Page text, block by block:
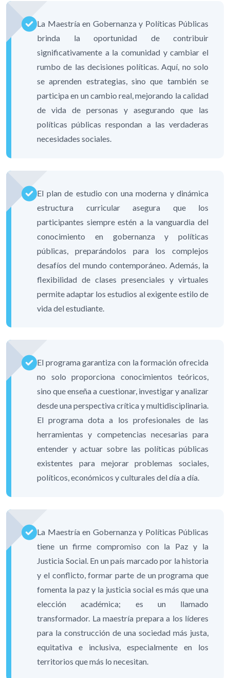
La Maestría en Gobernanza y Políticas Públicas
brinda la oportunidad de contribuir
significativamente a la comunidad y cambiar el
rumbo de las decisiones políticas. Aquí, no solo
se aprenden estrategias, sino que también se
participa en un cambio real, mejorando la calidad
de vida de personas y asegurando que las
políticas públicas respondan a las verdaderas
necesidades sociales.
El plan de estudio con una moderna y dinámica
estructura curricular asegura que los
participantes siempre estén a la vanguardia del
conocimiento en gobernanza y políticas
públicas, preparándolos para los complejos
desafíos del mundo contemporáneo. Además, la
flexibilidad de clases presenciales y virtuales
permite adaptar los estudios al exigente estilo de
vida del estudiante.
El programa garantiza con la formación ofrecida
no solo proporciona conocimientos teóricos,
sino que enseña a cuestionar, investigar y analizar
desde una perspectiva crítica y multidisciplinaria.
El programa dota a los profesionales de las
herramientas y competencias necesarias para
entender y actuar sobre las políticas públicas
existentes para mejorar problemas sociales,
políticos, económicos y culturales del día a día.
La Maestría en Gobernanza y Políticas Públicas
tiene un firme compromiso con la Paz y la
Justicia Social. En un país marcado por la historia
y el conflicto, formar parte de un programa que
fomenta la paz y la justicia social es más que una
elección académica; es un llamado
transformador. La maestría prepara a los líderes
para la construcción de una sociedad más justa,
equitativa e inclusiva, especialmente en los
territorios que más lo necesitan.